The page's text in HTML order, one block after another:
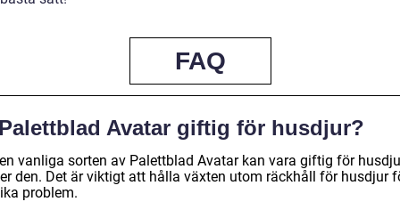
FAQ
Avatar giftig för husdjur?
vanliga sorten av Palettblad Avatar kan vara giftig för
den. Det är viktigt att hålla växten utom räckhåll för husdjur
problem.